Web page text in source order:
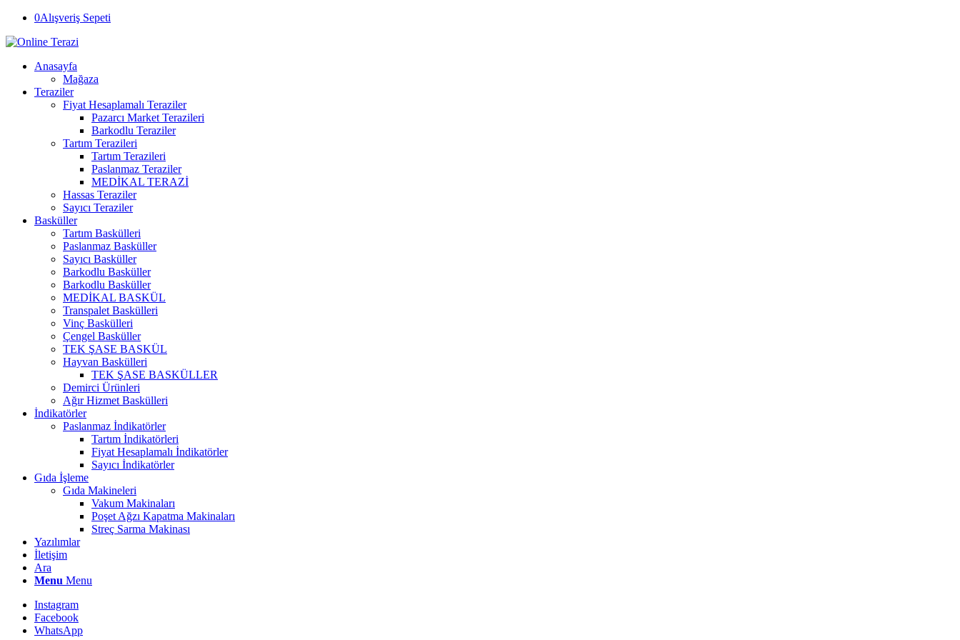
0Alışveriş Sepeti
Anasayfa
Mağaza
Teraziler
Fiyat Hesaplamalı Teraziler
Pazarcı Market Terazileri
Barkodlu Teraziler
Tartım Terazileri
Tartım Terazileri
Paslanmaz Teraziler
MEDİKAL TERAZİ
Hassas Teraziler
Sayıcı Teraziler
Basküller
Tartım Baskülleri
Paslanmaz Basküller
Sayıcı Basküller
Barkodlu Basküller
Barkodlu Basküller
MEDİKAL BASKÜL
Transpalet Baskülleri
Vinç Baskülleri
Çengel Basküller
TEK ŞASE BASKÜL
Hayvan Baskülleri
TEK ŞASE BASKÜLLER
Demirci Ürünleri
Ağır Hizmet Baskülleri
İndikatörler
Paslanmaz İndikatörler
Tartım İndikatörleri
Fiyat Hesaplamalı İndikatörler
Sayıcı İndikatörler
Gıda İşleme
Gıda Makineleri
Vakum Makinaları
Poşet Ağzı Kapatma Makinaları
Streç Sarma Makinası
Yazılımlar
İletişim
Ara
Menu Menu
Instagram
Facebook
WhatsApp